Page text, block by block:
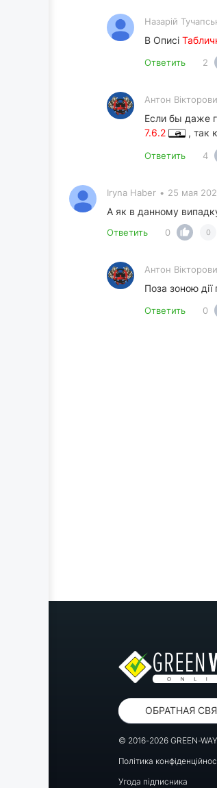
Назарій
В Описі
Ответить 2
Антон
Если бы даже
7.6.2
, так
Ответить 4
Iryna Haber • 25 мая
А як в данному
Ответить 0 0
Антон
Поза зоною
Ответить 0
ОБРАТНАЯ
© 2016-2026 GREEN-WAY
Політика
Угода підписника